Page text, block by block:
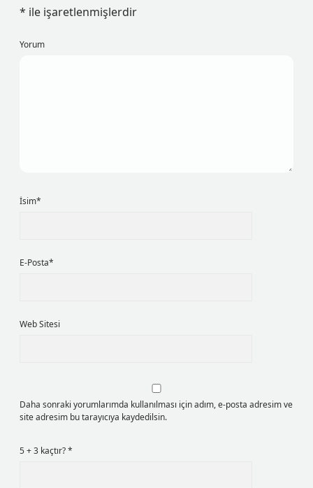
* ile işaretlenmişlerdir
Yorum
İsim*
E-Posta*
Web Sitesi
Daha sonraki yorumlarımda kullanılması için adım, e-posta adresim ve
site adresim bu tarayıcıya kaydedilsin.
5 + 3 kaçtır?*